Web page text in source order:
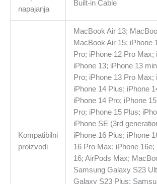
napajanja
Built-in Cable
Kompatibilni
proizvodi
MacBook Air 13;
MacBook Air 15; iPhone
Pro; iPhone 12 Pro Max;
iPhone 13; iPhone 13
Pro; iPhone 13 Pro Max;
iPhone 14 Plus; iPhone
iPhone 14 Pro; iPhone
Pro; iPhone 15 Plus;
iPhone SE (3rd
iPhone 16 Plus; iPhone
16 Pro Max; iPhone
16; AirPods Max;
Samsung Galaxy S23
Galaxy S23 Plus;